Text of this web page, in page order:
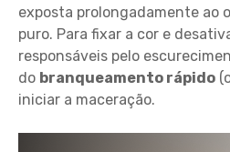
exposta prolongadamente ao
puro. Para fixar a cor e
responsáveis pelo
do branqueamento rápido
iniciar a maceração.